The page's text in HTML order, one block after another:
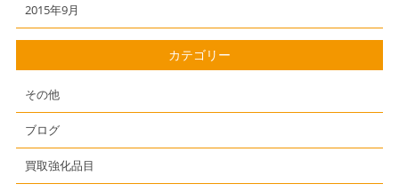
2015年9月
カテゴリー
その他
ブログ
買取強化品目